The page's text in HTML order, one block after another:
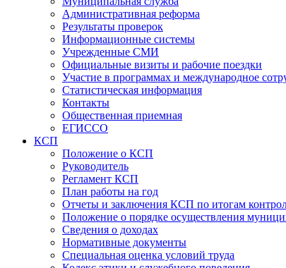
Административная реформа
Результаты проверок
Информационные системы
Учрежденные СМИ
Официальные визиты и рабочие поездки
Участие в программах и международное
Статистическая информация
Контакты
Общественная приемная
ЕГИССО
КСП
Положение о КСП
Руководитель
Регламент КСП
План работы на год
Отчеты и заключения КСП по итогам
Положение о порядке осуществления
Сведения о доходах
Нормативные документы
Специальная оценка условий труда